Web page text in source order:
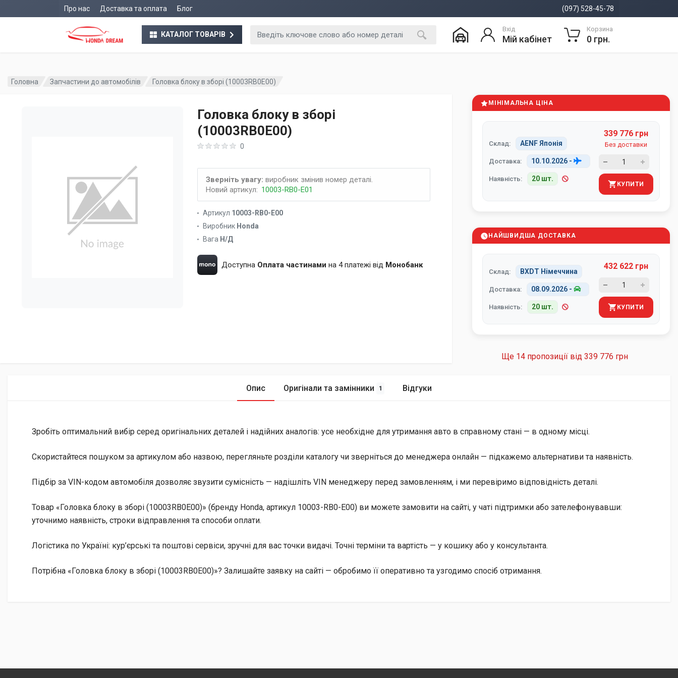
Про нас Доставка та оплата Блог (097) 528-45-78
КАТАЛОГ ТОВАРІВ
Вхід
Мій кабінет
Корзина
0 грн.
Головна Запчастини до автомобілів Головка блоку в зборі (10003RB0E00)
Головка блоку в зборі
(10003RB0E00)
0
Зверніть увагу: виробник змінив номер деталі.
Новий артикул: 10003-RB0-E01
Артикул 10003-RB0-E00
Виробник Honda
Вага Н/Д
Доступна Оплата частинами на 4 платежі від Монобанк
МІНІМАЛЬНА ЦІНА
Склад: AENF Японія
Доставка: 10.10.2026 -
Наявність: 20 шт.
339 776 грн
Без доставки
КУПИТИ
НАЙШВИДША ДОСТАВКА
Склад: BXDT Німеччина
Доставка: 08.09.2026 -
Наявність: 20 шт.
432 622 грн
КУПИТИ
Ще 14 пропозиції від339 776 грн
Опис Оригінали та замінники 1 Відгуки
Зробіть оптимальний вибір серед оригінальних деталей і надійних аналогів: усе необхідне для утримання авто в справному стані — в одному місці.
Скористайтеся пошуком за артикулом або назвою, перегляньте розділи каталогу чи зверніться до менеджера онлайн — підкажемо альтернативи та наявність.
Підбір за VIN-кодом автомобіля дозволяє звузити сумісність — надішліть VIN менеджеру перед замовленням, і ми перевіримо відповідність деталі.
Товар «Головка блоку в зборі (10003RB0E00)» (бренду Honda, артикул 10003-RB0-E00) ви можете замовити на сайті, у чаті підтримки або зателефонувавши:
уточнимо наявність, строки відправлення та способи оплати.
Логістика по Україні: кур’єрські та поштові сервіси, зручні для вас точки видачі. Точні терміни та вартість — у кошику або у консультанта.
Потрібна «Головка блоку в зборі (10003RB0E00)»? Залишайте заявку на сайті — обробимо її оперативно та узгодимо спосіб отримання.